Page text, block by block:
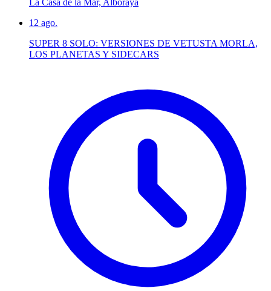
12 ago.
SUPER 8 SOLO: VERSIONES DE VETUSTA MORLA,
LOS PLANETAS Y SIDECARS